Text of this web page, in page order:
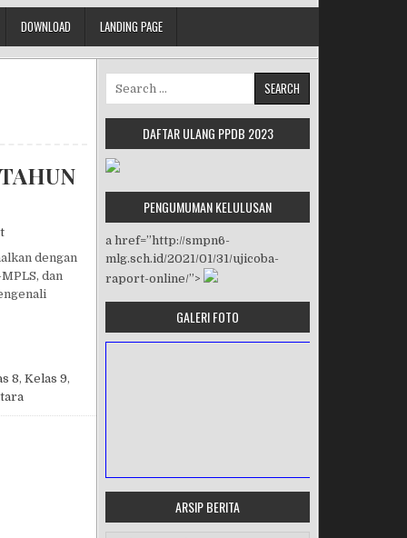
DOWNLOAD LANDING PAGE
on MASA PENGENALAN LINGKUNGAN SEKOLAH TAHUN
dengan
dan
TAHUN PELAJARAN 2017/2018
8, Kelas 9,
Search for:
DAFTAR ULANG PPDB 2023
PENGUMUMAN KELULUSAN
a href=”http://smpn6-
mlg.sch.id/2021/01/31/ujicoba-
raport-online/”>
GALERI FOTO
ARSIP BERITA